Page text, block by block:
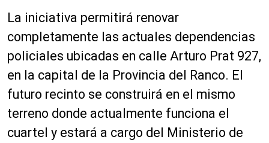
La iniciativa permitirá renovar
completamente las actuales dependencias
policiales ubicadas en calle Arturo Prat 927,
en la capital de la Provincia del Ranco. El
futuro recinto se construirá en el mismo
terreno donde actualmente funciona el
cuartel y estará a cargo del Ministerio de